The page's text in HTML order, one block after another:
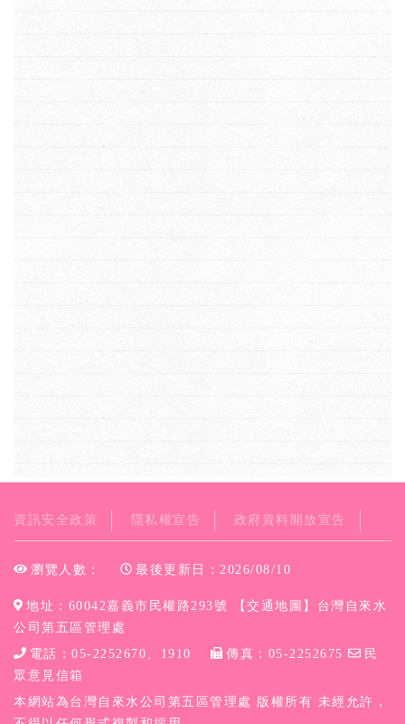
資訊安全政策 隱私權宣告 政府資料開放宣告
瀏覽人數： 最後更新日：2026/08/10
地址：60042嘉義市民權路293號 【交通地圖 】台灣自來水
公司第五區管理處
電話：05-2252670、1910
傳真：05-2252675
民
眾意見信箱
本網站為台灣自來水公司第五區管理處 版權所有 未經允許，